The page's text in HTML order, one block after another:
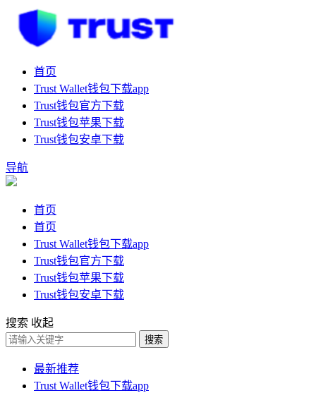
首页
Trust Wallet钱包下载app
Trust钱包官方下载
Trust钱包苹果下载
Trust钱包安卓下载
导航
首页
首页
Trust Wallet钱包下载app
Trust钱包官方下载
Trust钱包苹果下载
Trust钱包安卓下载
搜索 收起
搜索
最新推荐
Trust Wallet钱包下载app